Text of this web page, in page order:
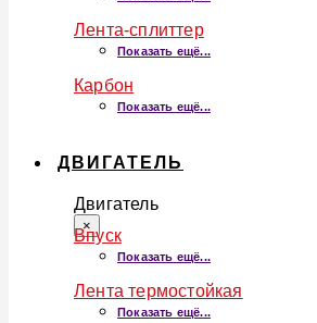
Лента-сплиттер
Показать ещё...
Карбон
Показать ещё...
ДВИГАТЕЛЬ
Двигатель
×
Впуск
Показать ещё...
Лента термостойкая
Показать ещё...